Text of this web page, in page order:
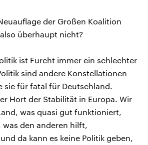
der Großen Koalition
überhaupt nicht?
ist Furcht immer ein schlechter
sind andere Konstellationen
sie für fatal für Deutschland.
Hort der Stabilität in Europa. Wir
was quasi gut funktioniert,
den anderen hilft,
da kann es keine Politik geben,